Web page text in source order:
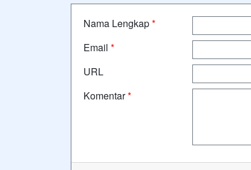
Nama Lengkap*
Email *
URL
Komentar*